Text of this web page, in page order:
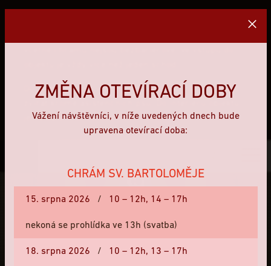
Do celého areálu včetně parkánu platí zákaz vstupu
je vstup zvířat zakázán bez výjimek.
ZMĚNA OTEVÍRACÍ DOBY
Vážení návštěvníci, v níže uvedených dnech bude
upravena otevírací doba:
CHRÁM SV. BARTOLOMĚJE
15. srpna 2026 / 10 – 12h, 14 – 17h
nekoná se prohlídka ve 13h (svatba)
18. srpna 2026 / 10 – 12h, 13 – 17h
16
PŮVODNÍ VÝŠKA HRADBY